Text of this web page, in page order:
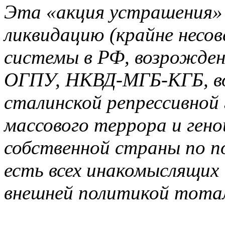
Эта «акция устрашения»
ликвидацию (крайне
системы в РФ,
ОГПУ, НКВД-МГБ-КГБ,
сталинской
массового террора и
собственной страны по
есть всех
внешней политикой